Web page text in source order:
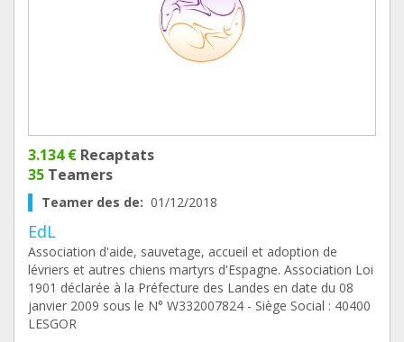
3.134 € Recaptats
35 Teamers
Teamer des de: 01/12/2018
EdL
Association d'aide, sauvetage, accueil et adoption de
lévriers et autres chiens martyrs d'Espagne. Association Loi
1901 déclarée à la Préfecture des Landes en date du 08
janvier 2009 sous le N° W332007824 - Siège Social : 40400
LESGOR